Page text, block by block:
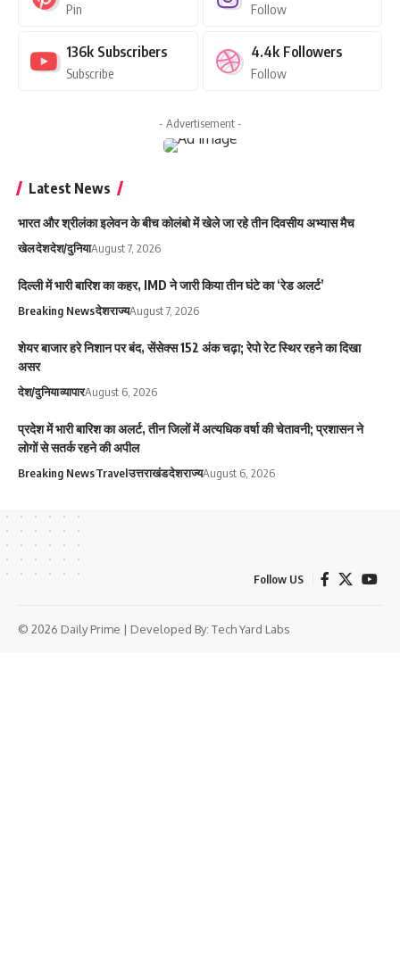
Pin Follow
136k Subscribers
Subscribe
4.4k Followers
Follow
- Advertisement -
Latest News
भारत और श्रीलंका इलेवन के बीच कोलंबो में खेले जा रहे तीन दिवसीय अभ्यास मैच
खेलदेशदेश/दुनियाAugust 7, 2026
दिल्ली में भारी बारिश का कहर, IMD ने जारी किया तीन घंटे का ‘रेड अलर्ट’
Breaking Newsदेशराज्यAugust 7, 2026
शेयर बाजार हरे निशान पर बंद, सेंसेक्स 152 अंक चढ़ा; रेपो रेट स्थिर रहने का दिखा
असर
देश/दुनियाव्यापारAugust 6, 2026
प्रदेश में भारी बारिश का अलर्ट, तीन जिलों में अत्यधिक वर्षा की चेतावनी; प्रशासन ने
लोगों से सतर्क रहने की अपील
Breaking NewsTravelउत्तराखंडदेशराज्यAugust 6, 2026
Follow US
© 2026 Daily Prime | Developed By: Tech Yard Labs